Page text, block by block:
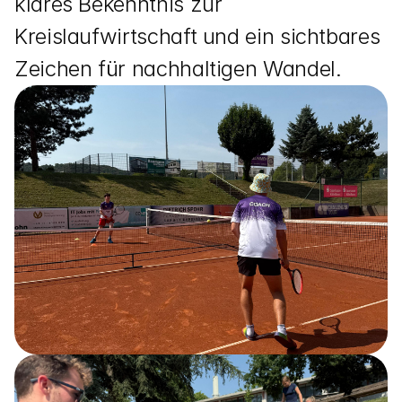
Kreislaufwirtschaft und ein sichtbares
Zeichen für nachhaltigen Wandel.